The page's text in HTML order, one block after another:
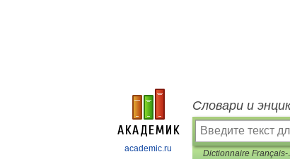
academic.ru
Словари и